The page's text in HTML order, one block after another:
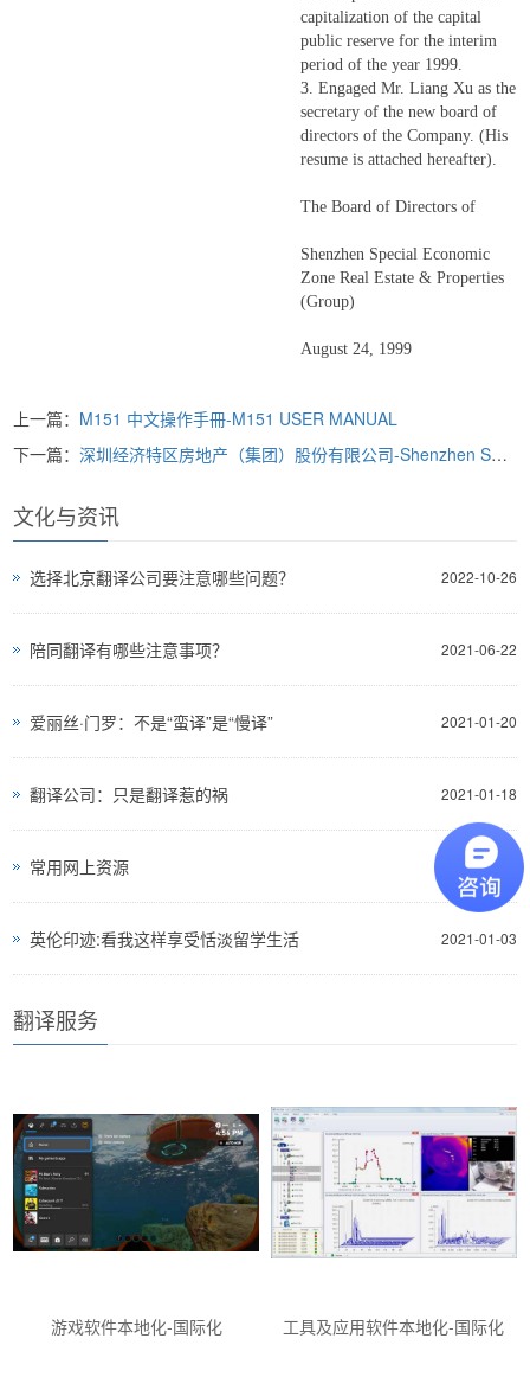
capitalization of the capital
public reserve for the interim
period of the year 1999.
3. Engaged Mr. Liang Xu as the
secretary of the new board of
directors of the Company. (His
resume is attached hereafter).
The Board of Directors of
Shenzhen Special Economic
Zone Real Estate & Properties
(Group)
August 24, 1999
上一篇： M151 中文操作手冊-M151 USER MANUAL
下一篇：深圳经济特区房地产（集团）股份有限公司-Shenzhen Special Economic Zone Re
文化与资讯
2022-10-26
选择北京翻译公司要注意哪些问题？
2021-06-22
陪同翻译有哪些注意事项？
2021-01-20
爱丽丝·门罗：不是“蛮译”是“慢译”
2021-01-18
翻译公司：只是翻译惹的祸
2021-01-03
常用网上资源
2021-01-03
英伦印迹:看我这样享受恬淡留学生活
翻译服务
游戏软件本地化-国际化 工具及应用软件本地化-国际化